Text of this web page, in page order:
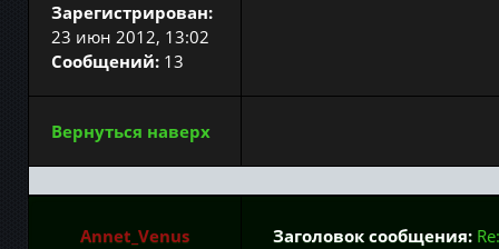
Зарегистрирован:
23 июн 2012, 13:02
Сообщений: 13
Вернуться наверх
Annet_Venus Заголовок сообщения: